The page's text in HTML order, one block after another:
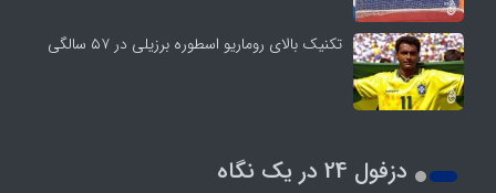
تکنیک بالای روماریو اسطوره برزیلی در ۵۷ سالگی
دزفول 24 در یک نگاه